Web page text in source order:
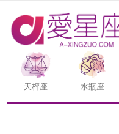
天枰座 水瓶座